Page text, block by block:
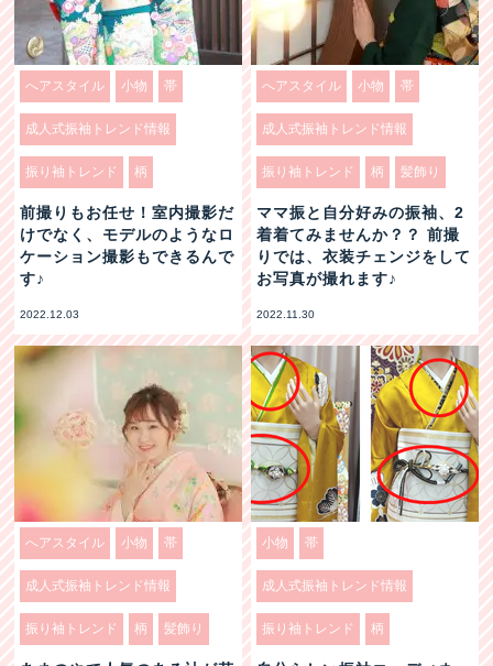
へアスタイル 小物 帯
成人式振袖トレンド情報
振り袖トレンド 柄
前撮りもお任せ！室内撮影だ
けでなく、モデルのようなロ
ケーション撮影もできるんで
す♪
2022.12.03
へアスタイル 小物 帯
成人式振袖トレンド情報
振り袖トレンド 柄 髪飾り
ママ振と自分好みの振袖、2
着着てみませんか？？ 前撮
りでは、衣装チェンジをして
お写真が撮れます♪
2022.11.30
へアスタイル 小物 帯
成人式振袖トレンド情報
振り袖トレンド 柄 髪飾り
小物 帯
成人式振袖トレンド情報
振り袖トレンド 柄